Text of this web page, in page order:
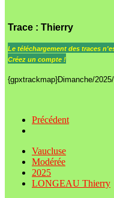
Trace : Thierry
Le téléchargement des traces
Créez un compte !
{gpxtrackmap}Dimanche/
Précédent
Vaucluse
Modérée
2025
LONGEAU Thierry